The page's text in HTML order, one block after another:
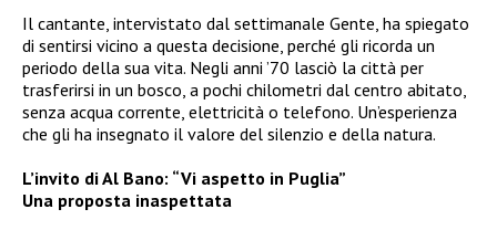
Il cantante, intervistato dal settimanale Gente, ha spiegato
di sentirsi vicino a questa decisione, perché gli ricorda un
periodo della sua vita. Negli anni ’70 lasciò la città per
trasferirsi in un bosco, a pochi chilometri dal centro abitato,
senza acqua corrente, elettricità o telefono. Un’esperienza
che gli ha insegnato il valore del silenzio e della natura.
L’invito di Al Bano: “Vi aspetto in Puglia”
Una proposta inaspettata